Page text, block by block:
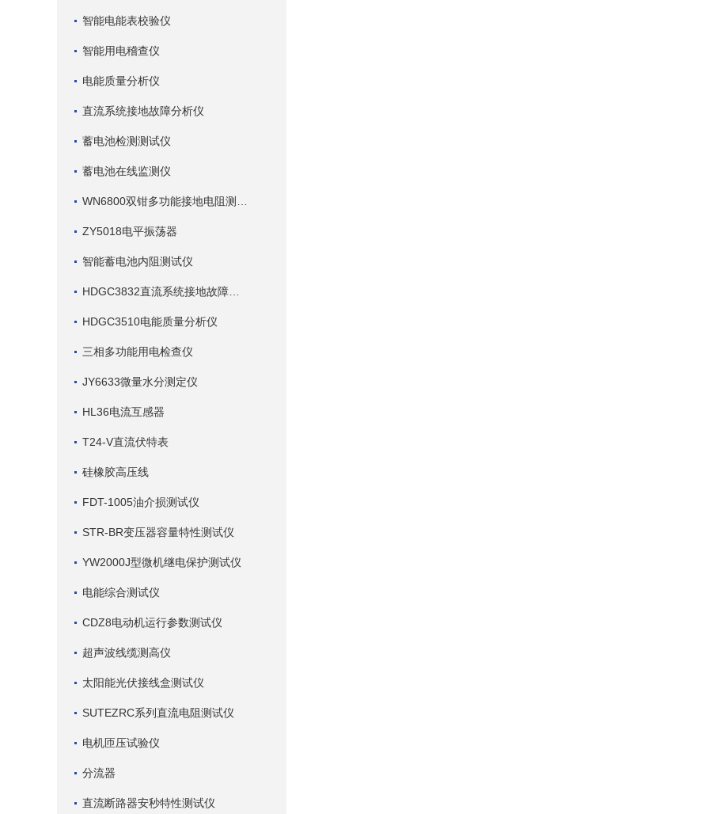
智能电能表校验仪
智能用电稽查仪
电能质量分析仪
直流系统接地故障分析仪
蓄电池检测测试仪
蓄电池在线监测仪
ZY5018电平振荡器
智能蓄电池内阻测试仪
HDGC3510电能质量分析仪
三相多功能用电检查仪
JY6633微量水分测定仪
HL36电流互感器
T24-V直流伏特表
硅橡胶高压线
FDT-1005油介损测试仪
STR-BR变压器容量特性测试仪
YW2000J型微机继电保护测试仪
电能综合测试仪
CDZ8电动机运行参数测试仪
超声波线缆测高仪
太阳能光伏接线盒测试仪
SUTEZRC系列直流电阻测试仪
电机匝压试验仪
分流器
直流断路器安秒特性测试仪